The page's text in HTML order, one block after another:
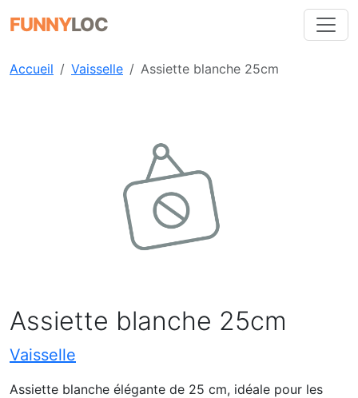
FUNNYLOC
Accueil Vaisselle Assiette blanche 25cm
Assiette blanche 25cm
Vaisselle
Assiette blanche élégante de 25 cm, idéale pour les